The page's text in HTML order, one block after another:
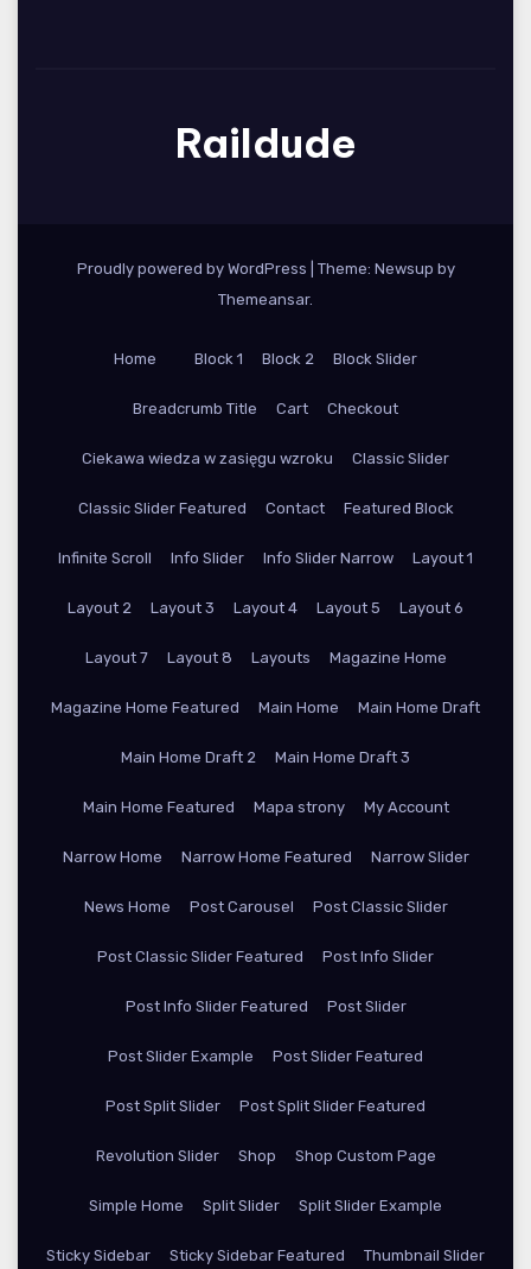
Raildude
Proudly powered by WordPress
Theme: Newsup by
Themeansar.
Home Block 1 Block 2 Block Slider
Breadcrumb Title Cart Checkout
Ciekawa wiedza w zasięgu wzroku Classic Slider
Classic Slider Featured Contact Featured Block
Infinite Scroll Info Slider Info Slider Narrow Layout 1
Layout 2 Layout 3 Layout 4 Layout 5 Layout 6
Layout 7 Layout 8 Layouts Magazine Home
Magazine Home Featured Main Home Main Home Draft
Main Home Draft 2 Main Home Draft 3
Main Home Featured Mapa strony My Account
Narrow Home Narrow Home Featured Narrow Slider
News Home Post Carousel Post Classic Slider
Post Classic Slider Featured Post Info Slider
Post Info Slider Featured Post Slider
Post Slider Example Post Slider Featured
Post Split Slider Post Split Slider Featured
Revolution Slider Shop Shop Custom Page
Simple Home Split Slider Split Slider Example
Sticky Sidebar Sticky Sidebar Featured Thumbnail Slider